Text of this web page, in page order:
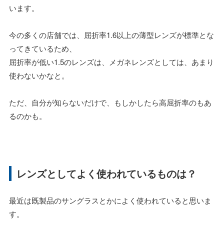
います。
今の多くの店舗では、屈折率1.6以上の薄型レンズが標準とな
ってきているため、
屈折率が低い1.5のレンズは、メガネレンズとしては、あまり
使わないかなと。
ただ、自分が知らないだけで、もしかしたら高屈折率のもあ
るのかも。
レンズとしてよく使われているものは？
最近は既製品のサングラスとかによく使われていると思いま
す。